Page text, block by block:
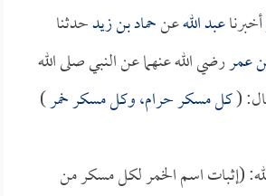
أخبرناعبد اللهعنحماد بن زيدحدثنا
عمررضي الله عنهما عن النبي صلى الله
(كل مسكر حرام، وكل مسكر خمر)
(إثبات اسم الخمر لكل مسكر من